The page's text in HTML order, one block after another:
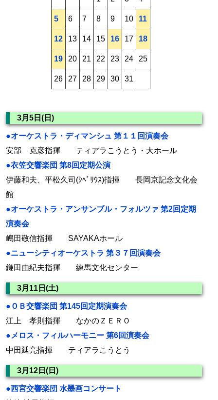
5 6 7 8 9 10 11
12 13 14 15 16 17 18
19 20 21 22 23 24 25
26 27 28 29 30 31
3月5日(日)
●オーケストラ・ディマンシュ 第１１回演奏会
安部 克彦指揮 ティアラこうとう・大ホール
●衣笠交響楽団 第8回定期公演
伊藤和夫、平松久司(ｼﾍﾞﾘｳｽ)指揮 長岡京記念文化会
館
●オーケストラ・アンサンブル・フォルツァ 第2回定期
演奏会
嶋田敬信指揮 SAYAKAホール
●ニューシティオーケストラ 第３７回演奏会
鎌田由紀夫指揮 練馬文化センター
3月11日(土)
●ＯＢ交響楽団 第145回定期演奏会
江上 孝則指揮 なかのＺＥＲＯ
●メロス・フィルハーモニー 第6回演奏会
中田延亮指揮 ティアラこうとう
3月12日(日)
●西宮交響楽団 水墨画コンサート